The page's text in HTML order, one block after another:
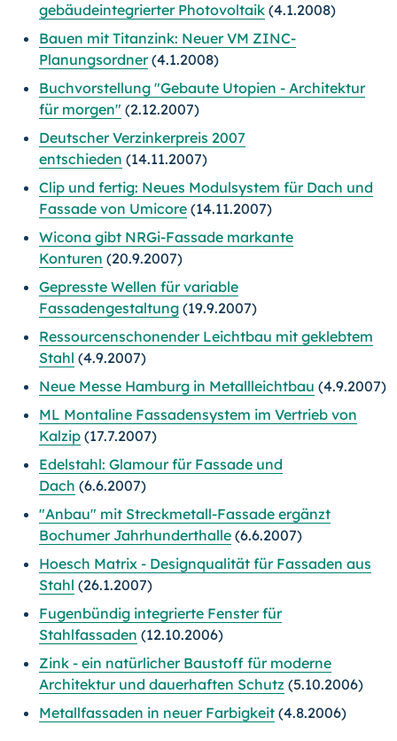
gebäudeintegrierter Photovoltaik (4.1.2008)
Bauen mit Titanzink: Neuer VM ZINC-
Planungsordner(4.1.2008)
Buchvorstellung "Gebaute Utopien - Architektur
für morgen" (2.12.2007)
Deutscher Verzinkerpreis 2007
entschieden (14.11.2007)
Clip und fertig: Neues Modulsystem für Dach und
Fassade von Umicore (14.11.2007)
Wicona gibt NRGi-Fassade markante
Konturen (20.9.2007)
Gepresste Wellen für variable
Fassadengestaltung (19.9.2007)
Ressourcenschonender Leichtbau mit geklebtem
Stahl (4.9.2007)
Neue Messe Hamburg in Metallleichtbau (4.9.2007)
ML Montaline Fassadensystem im Vertrieb von
Kalzip (17.7.2007)
Edelstahl: Glamour für Fassade und
Dach (6.6.2007)
"Anbau" mit Streckmetall-Fassade ergänzt
Bochumer Jahrhunderthalle (6.6.2007)
Hoesch Matrix - Designqualität für Fassaden aus
Stahl (26.1.2007)
Fugenbündig integrierte Fenster für
Stahlfassaden (12.10.2006)
Zink - ein natürlicher Baustoff für moderne
Architektur und dauerhaften Schutz (5.10.2006)
Metallfassaden in neuer Farbigkeit (4.8.2006)